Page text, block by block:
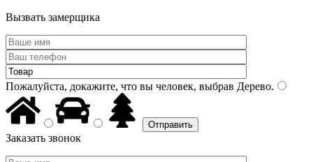
Вызвать замерщика
Пожалуйста, докажите, что вы человек, выбрав Дерево.
Заказать звонок